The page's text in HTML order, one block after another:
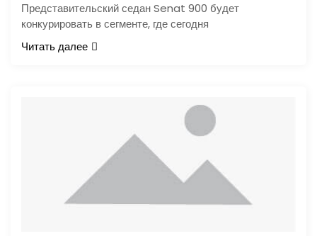
Представительский седан Senat 900 будет
конкурировать в сегменте, где сегодня
Читать далее